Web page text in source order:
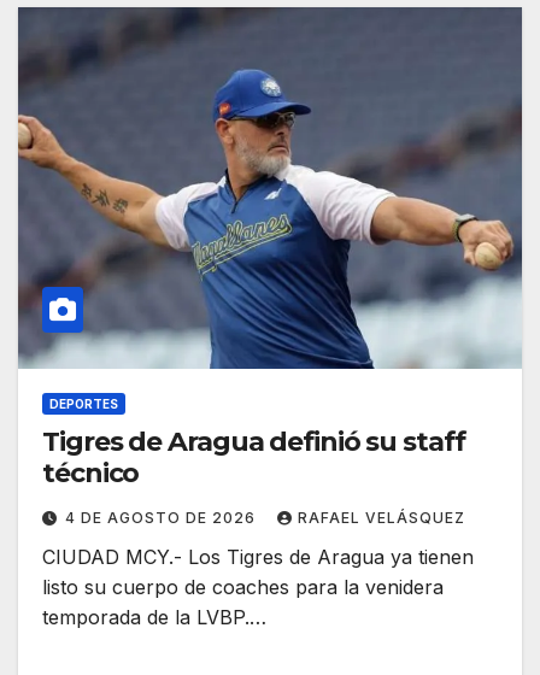
DEPORTES
Tigres de Aragua definió su staff
técnico
4 DE AGOSTO DE 2026 RAFAEL VELÁSQUEZ
CIUDAD MCY.- Los Tigres de Aragua ya tienen
listo su cuerpo de coaches para la venidera
temporada de la LVBP.…